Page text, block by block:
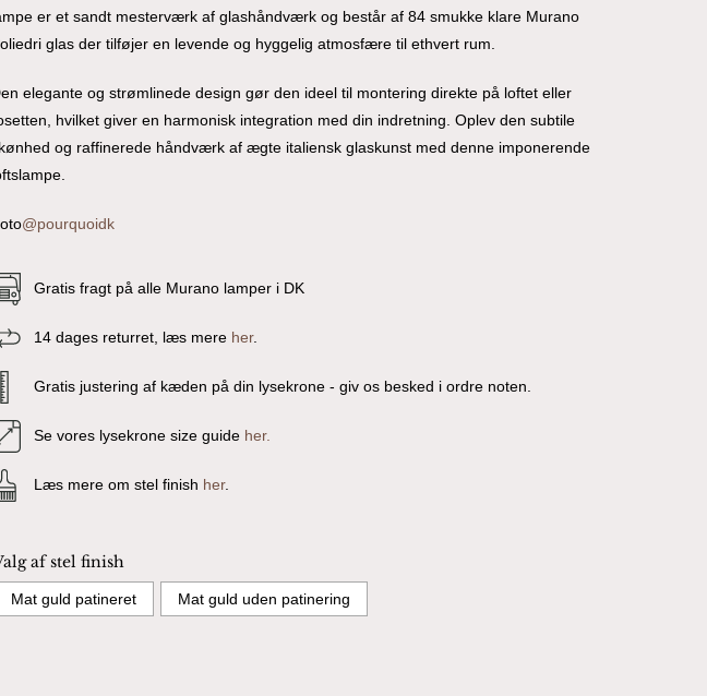
er et sandt mesterværk af glashåndværk og består af 84 smukke klare Murano
glas der tilføjer en levende og hyggelig atmosfære til ethvert rum.
elegante og strømlinede design gør den ideel til montering direkte på loftet eller
hvilket giver en harmonisk integration med din indretning. Oplev den subtile
og raffinerede håndværk af ægte italiensk glaskunst med denne imponerende
@pourquoidk
Gratis fragt på alle Murano lamper i DK
14 dages returret, læs mere her.
Gratis justering af kæden på din lysekrone - giv os besked i ordre noten.
Se vores lysekrone size guide her.
Læs mere om stel finish her.
af stel finish
Mat guld patineret Mat guld uden patinering